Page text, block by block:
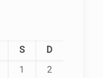
S
D
1
2